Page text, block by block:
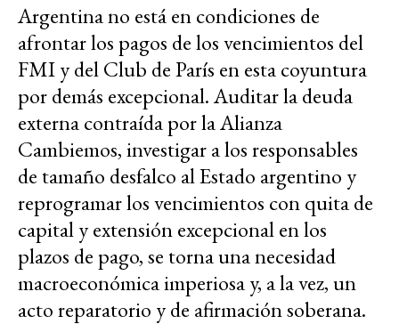
Argentina no está en condiciones de
afrontar los pagos de los vencimientos del
FMI y del Club de París en esta coyuntura
por demás excepcional. Auditar la deuda
externa contraída por la Alianza
Cambiemos, investigar a los responsables
de tamaño desfalco al Estado argentino y
reprogramar los vencimientos con quita de
capital y extensión excepcional en los
plazos de pago, se torna una necesidad
macroeconómica imperiosa y, a la vez, un
acto reparatorio y de afirmación soberana.